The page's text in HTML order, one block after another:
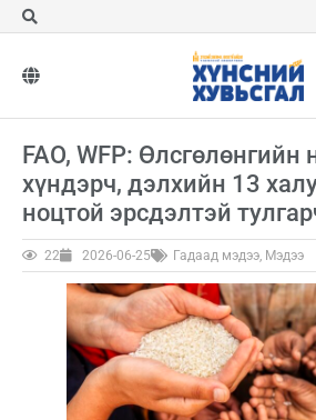
FAO, WFP: Өлсгөлөнгийн
хүндэрч, дэлхийн 13
ноцтой эрсдэлтэй
22 2026-06-25 Гадаад мэдээ, Мэдээ